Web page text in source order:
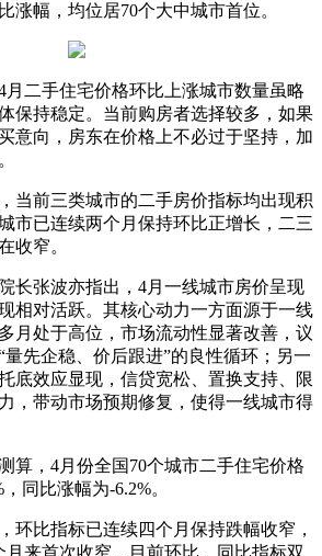
涨幅，均位居70个大中城市首位。
二手住宅价格环比上涨城市数量虽略
保持稳定。当前购房者选择较多，如果
意向，房东在价格上不必过于坚持，加
前三类城市的二手房价指标均出现积
市已连续两个月保持环比正增长，二三
收窄。
张波亦指出，4月一线城市房价呈现
相对活跃。其核心动力一方面源于一线
月处于高位，市场流动性显著改善，议
先企稳、价后跟进”的良性循环；另一
底效应显现，信贷宽松、置换支持、限
，带动市场预期修复，使得一线城市得
，4月份全国70个城市二手住宅价格
同比涨幅为-6.2%。
比指标已连续四个月保持跌幅收窄，
月来首次收窄，目前环比、同比指标双